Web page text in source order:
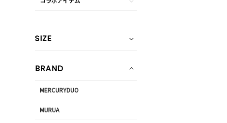
SIZE
BRAND
MERCURYDUO
MURUA